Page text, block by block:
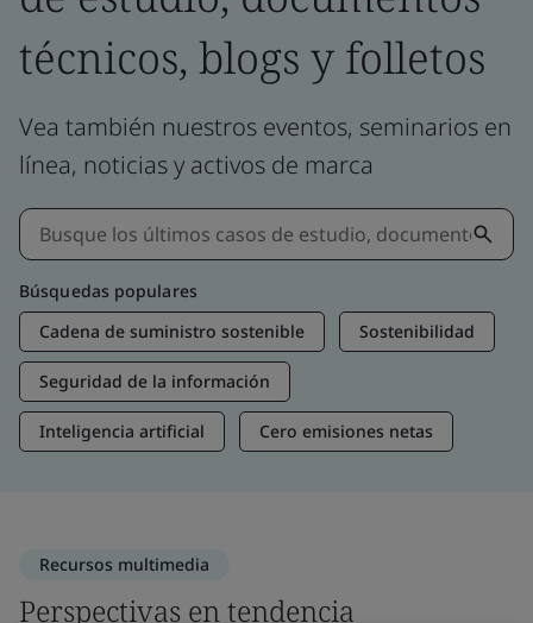
técnicos, blogs y folletos
Vea también nuestros eventos, seminarios en
línea, noticias y activos de marca
Búsquedas populares
Cadena de suministro sostenible
Sostenibilidad
Seguridad de la información
Inteligencia artificial Cero emisiones netas
Recursos multimedia
Perspectivas en tendencia